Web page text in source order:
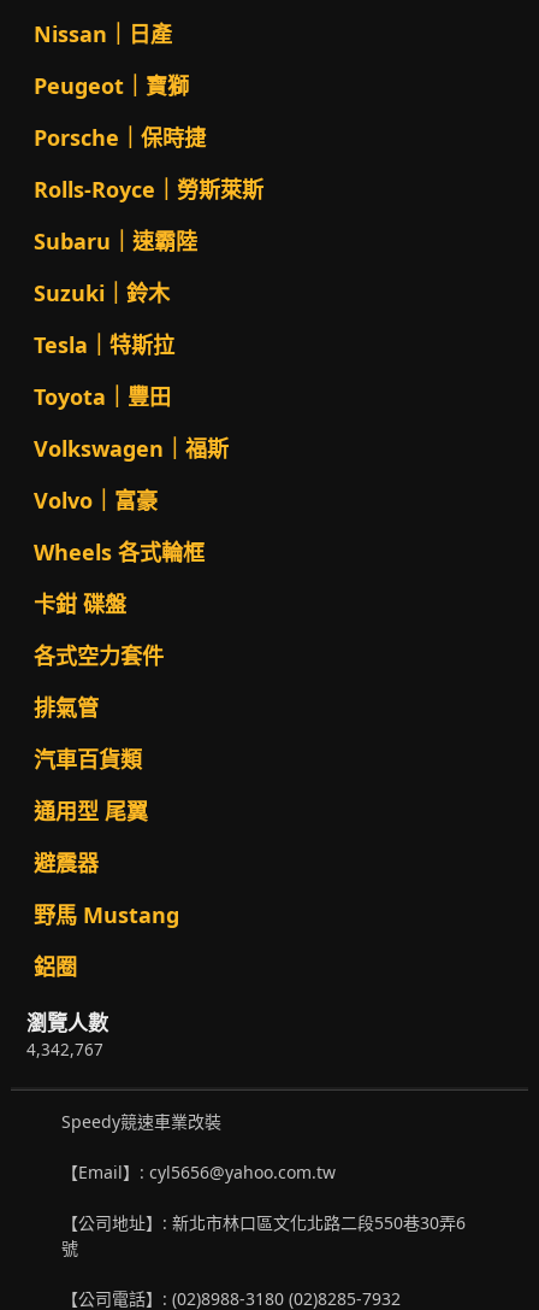
Nissan｜日產
Peugeot｜寶獅
Porsche｜保時捷
Rolls-Royce｜勞斯萊斯
Subaru｜速霸陸
Suzuki｜鈴木
Tesla｜特斯拉
Toyota｜豐田
Volkswagen｜福斯
Volvo｜富豪
Wheels 各式輪框
卡鉗 碟盤
各式空力套件
排氣管
汽車百貨類
通用型 尾翼
避震器
野馬 Mustang
鋁圈
瀏覽人數
4,342,767
Speedy競速車業改裝
【Email】: cyl5656@yahoo.com.tw
【公司地址】: 新北市林口區文化北路二段550巷30弄6
號
【公司電話】: (02)8988-3180 (02)8285-7932